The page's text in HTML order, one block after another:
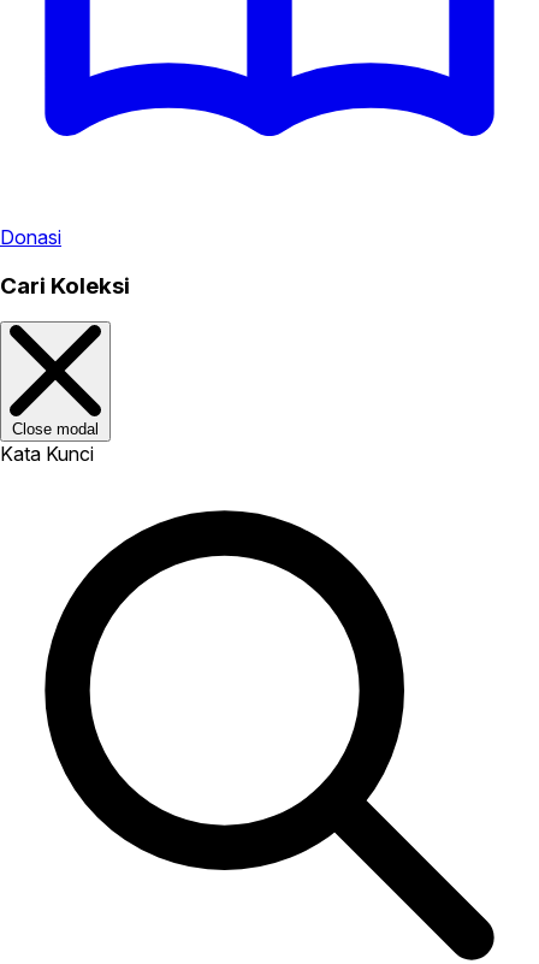
Donasi
Cari Koleksi
Close modal
Kata Kunci